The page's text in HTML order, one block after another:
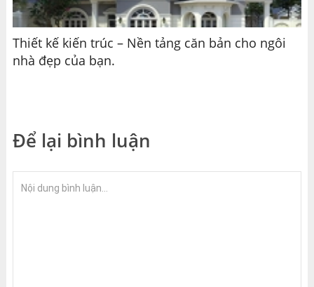
Thiết kế kiến trúc – Nền tảng căn bản cho ngôi
nhà đẹp của bạn.
Để lại bình luận